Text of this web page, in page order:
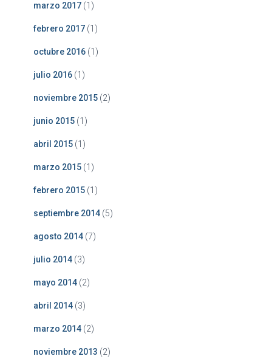
marzo 2017 (1)
febrero 2017 (1)
octubre 2016 (1)
julio 2016 (1)
noviembre 2015 (2)
junio 2015 (1)
abril 2015 (1)
marzo 2015 (1)
febrero 2015 (1)
septiembre 2014 (5)
agosto 2014 (7)
julio 2014 (3)
mayo 2014 (2)
abril 2014 (3)
marzo 2014 (2)
noviembre 2013 (2)